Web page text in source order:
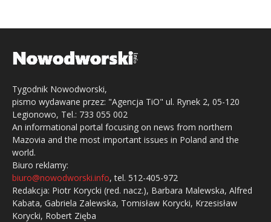
Tygodnik Nowodworski,
pismo wydawane przez: "Agencja TiO" ul. Rynek 2, 05-120
Legionowo, Tel.: 733 055 002
An informational portal focusing on news from northern
Mazovia and the most important issues in Poland and the
world.
Biuro reklamy:
biuro@nowodworski.info, tel. 512-405-972
Redakcja: Piotr Korycki (red. nacz.), Barbara Malewska, Alfred
Kabata, Gabriela Zalewska, Tomisław Korycki, Krzesisław
Korycki, Robert Zięba